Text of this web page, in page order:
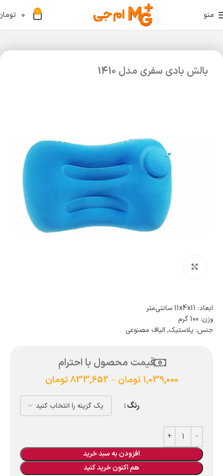
منو 0
0
بالش بادی سفری مدل 1410
ابعاد: 11x4x11 سانتی‌متر
وزن: 100 گرم
جنس: پلاستیک, الیاف مصنوعی
قیمت محصول با احترام
1,039,000 تومان –
833,652تومان
رنگ
افزودن به سبد خرید
هم اکنون خرید کنید